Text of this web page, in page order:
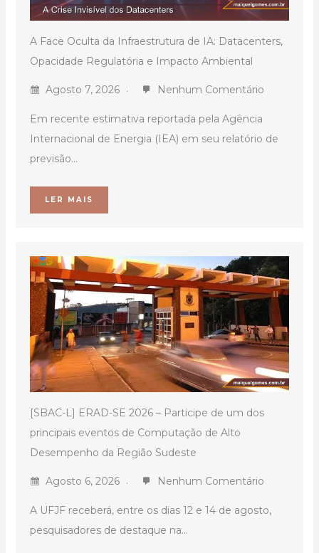
A Face Oculta da Infraestrutura de IA: Datacenters,
Opacidade Regulatória e Impacto Ambiental
Agosto 7, 2026 Nenhum Comentário
Em recente estimativa reportada pela Agência
Internacional de Energia (IEA) em seu relatório de
previsão...
LER MAIS
[SBAC-L] ERAD-SE 2026 – Participe de um dos
principais eventos de Computação de Alto
Desempenho da Região Sudeste
Agosto 6, 2026 Nenhum Comentário
A UFJF receberá, entre os dias 12 e 14 de agosto,
pesquisadores de destaque na...